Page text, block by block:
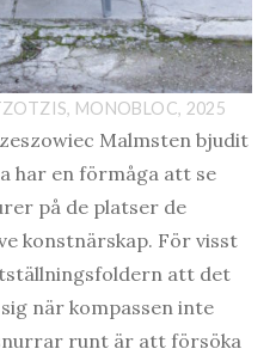
MONOBLOC, 2025
Malmsten bjudit
har en förmåga att se
på de platser de
konstnärskap. För visst
att det
när kompassen inte
runt är att försöka